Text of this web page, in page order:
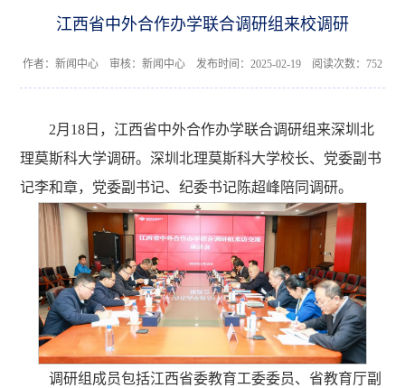
江西省中外合作办学联合调研组来校调研
作者：新闻中心 审核：新闻中心 发布时间：2025-02-19 阅读次数： 752
2月18日，江西省中外合作办学联合调研组来深圳北
理莫斯科大学调研。深圳北理莫斯科大学校长、党委副书
记李和章，党委副书记、纪委书记陈超峰陪同调研。
调研组成员包括江西省委教育工委委员、省教育厅副